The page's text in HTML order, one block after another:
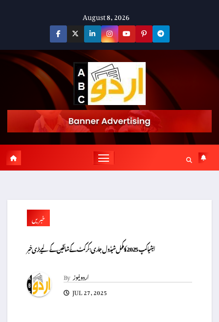
August 8, 2026
خبریں
ایشیا کپ 2025 کا مکمل شیڈول جاری: کرکٹ کے شائقین کے لیے بڑی خبر
Byاردو نیوز
JUL 27, 2025